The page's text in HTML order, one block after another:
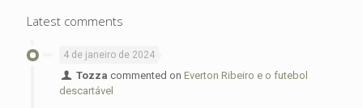
Latest comments
4 de janeiro de 2024
Tozza commented onEverton Ribeiro e o futebol
descartável